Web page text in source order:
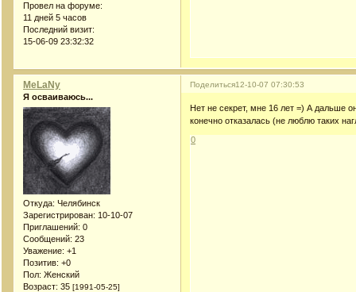
Провел на форуме:
11 дней 5 часов
Последний визит:
15-06-09 23:32:32
Поделиться12-10-07 07:30:53
MeLaNy
Я осваиваюсь...
Откуда: Челябинск
Зарегистрирован: 10-10-07
Приглашений: 0
Сообщений: 23
Уважение: +1
Позитив: +0
Пол: Женский
Возраст: 35 [1991-05-25]
Нет не секрет, мне 16 лет =) А дальше
конечно отказалась (не люблю таких
0